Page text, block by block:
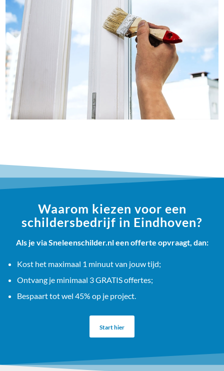
Waarom kiezen voor een
schildersbedrijf in Eindhoven?
Als je via Sneleenschilder.nl een offerte opvraagt, dan:
Kost het maximaal 1 minuut van jouw tijd;
Ontvang je minimaal 3 GRATIS offertes;
Bespaart tot wel 45% op je project.
Start hier